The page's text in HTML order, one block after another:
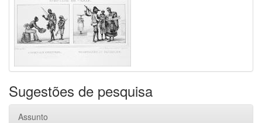
Sugestões de pesquisa
Assunto